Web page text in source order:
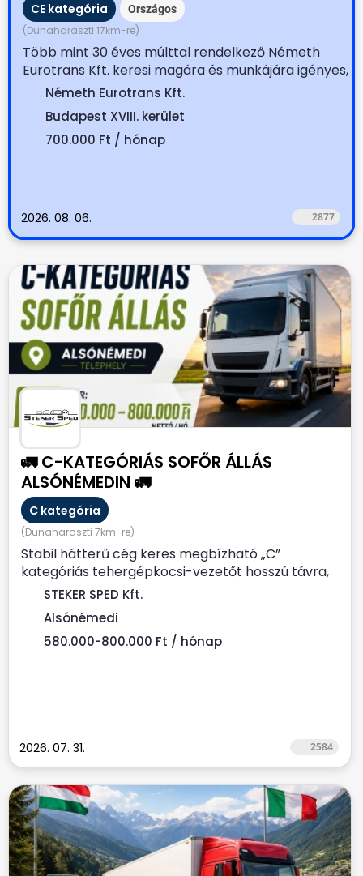
CE kategória Országos
(Dunaharaszti 17km-re)
Több mint 30 éves múlttal rendelkező Németh
Eurotrans Kft. keresi magára és munkájára igényes,
tapasztalt...
Németh Eurotrans Kft.
Budapest XVIII. kerület
700.000 Ft / hónap
2026. 08. 06. 2877
🚛 C-KATEGÓRIÁS SOFŐR ÁLLÁS
ALSÓNÉMEDIN 🚛
C kategória
(Dunaharaszti 7km-re)
Stabil hátterű cég keres megbízható „C”
kategóriás tehergépkocsi-vezetőt hosszú távra,
Alsónémedi...
STEKER SPED Kft.
Alsónémedi
580.000-800.000 Ft / hónap
2026. 07. 31. 2584